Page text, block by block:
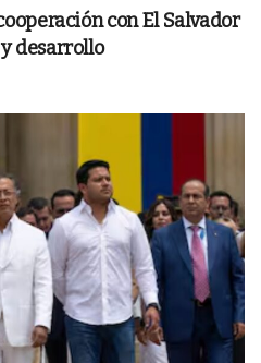
con El Salvador
desarrollo